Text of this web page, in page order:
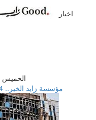
اخبار
الخميس 06 أغسطس 2026 02:14 صباحاً
مؤسسة زايد الخير.. 34 عاماً من العمل الإنساني والتنموي